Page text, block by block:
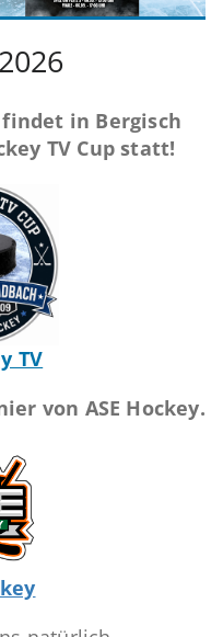
findet in Bergisch
TV Cup statt!
TV
von ASE Hockey.